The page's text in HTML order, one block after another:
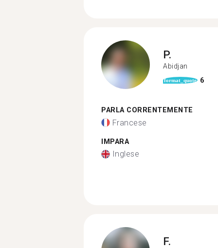
P.
Abidjan
format_quote 6
PARLA CORRENTEMENTE
Francese
IMPARA
Inglese
F.